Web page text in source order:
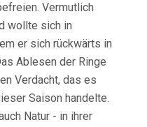
Vermutlich
wollte sich in
er sich rückwärts in
Ablesen der Ringe
Verdacht, das es
Saison handelte.
Natur - in ihrer